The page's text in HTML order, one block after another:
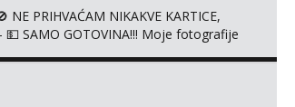
NE PRIHVAĆAM NIKAKVE KARTICE,
💵 SAMO GOTOVINA!!! Moje fotografije